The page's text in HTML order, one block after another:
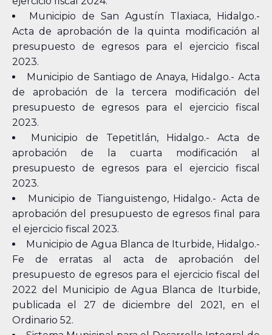
Municipio de San Agustín Tlaxiaca, Hidalgo.-
Acta de aprobación de la quinta modificación al
presupuesto de egresos para el ejercicio fiscal
2023.
Municipio de Santiago de Anaya, Hidalgo.- Acta
de aprobación de la tercera modificación del
presupuesto de egresos para el ejercicio fiscal
2023.
Municipio de Tepetitlán, Hidalgo.- Acta de
aprobación de la cuarta modificación al
presupuesto de egresos para el ejercicio fiscal
2023.
Municipio de Tianguistengo, Hidalgo.- Acta de
aprobación del presupuesto de egresos final para
el ejercicio fiscal 2023.
Municipio de Agua Blanca de Iturbide, Hidalgo.-
Fe de erratas al acta de aprobación del
presupuesto de egresos para el ejercicio fiscal del
2022 del Municipio de Agua Blanca de Iturbide,
publicada el 27 de diciembre del 2021, en el
Ordinario 52.